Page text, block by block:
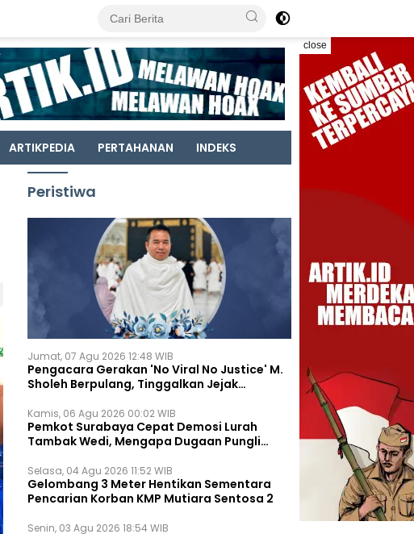
close
ARTIKPEDIA PERTAHANAN INDEKS
Peristiwa
Jumat, 07 Agu 2026 12:48 WIB
Pengacara Gerakan 'No Viral No Justice' M.
Sholeh Berpulang, Tinggalkan Jejak
Kamis, 06 Agu 2026 00:02 WIB
Pemkot Surabaya Cepat Demosi Lurah
Tambak Wedi, Mengapa Dugaan Pungli
Selasa, 04 Agu 2026 11:52 WIB
Gelombang 3 Meter Hentikan Sementara
Pencarian Korban KMP Mutiara Sentosa 2
Senin, 03 Agu 2026 18:54 WIB